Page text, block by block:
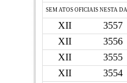
SEM ATOS OFICIAIS NESTA
XII
3557
XII
3556
XII
3555
XII
3554